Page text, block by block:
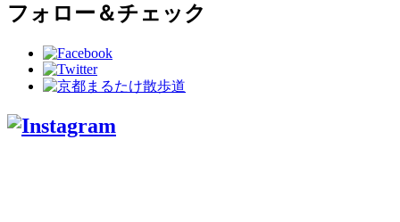
フォロー＆チェック